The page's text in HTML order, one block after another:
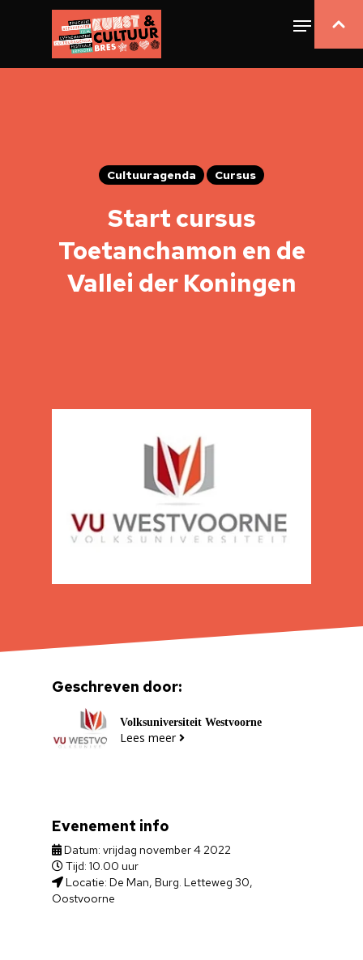
Cultuuragenda Cursus
Start cursus
Toetanchamon en de
Vallei der Koningen
Geschreven door:
Volksuniversiteit Westvoorne
Lees meer
Evenement info
Datum: vrijdag november 4 2022
Tijd: 10.00 uur
Locatie: De Man, Burg. Letteweg 30,
Oostvoorne